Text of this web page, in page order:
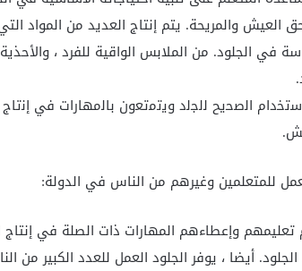
العيش والمريحة. يتم إنتاج العديد من
في الجلود. من الملابس الواقية للفرد ،
اﻟﺻﺣﯾﺢ ﻟﻟﺟﻟد وﯾﺗﻣﺗﻌون ﺑﺎﻟﻣﮭﺎرات ﻓﻲ
وإعطاءهم المهارات ذات الصلة في إنتاج
أيضا ، يوفر الجلود العمل للعدد الكبير